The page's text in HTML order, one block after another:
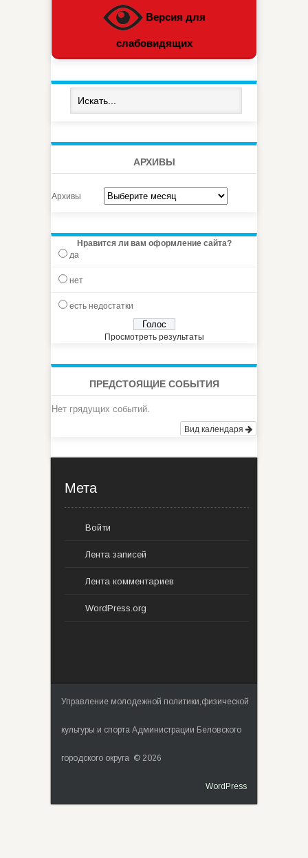
Версия для
слабовидящих
АРХИВЫ
Архивы
Нравится ли вам оформление сайта?
да
нет
есть недостатки
Просмотреть результаты
ПРЕДСТОЯЩИЕ СОБЫТИЯ
Нет грядущих событий.
Вид календаря
Мета
Войти
Лента записей
Лента комментариев
WordPress.org
Управление молодежной политики,физической
культуры и спорта Администрации Беловского
городского округа © 2026
WordPress